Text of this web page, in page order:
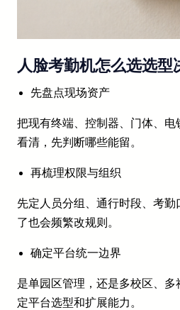
人脸考勤机怎么选选型
先盘点现场资产
把现有终端、控制器、门体、
看清，先判断哪些能留。
再梳理权限与组织
先定人员分组、通行时段、考
了也会频繁改规则。
确定平台统一边界
是单园区管理，还是多校区、
定平台选型和扩展能力。